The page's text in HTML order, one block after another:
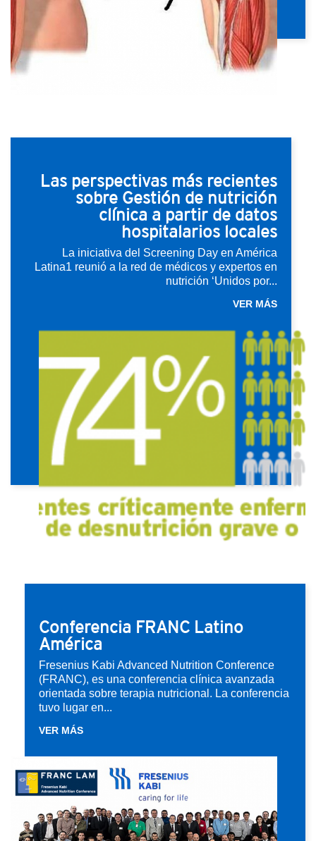
Las perspectivas más recientes
sobre Gestión de nutrición
clínica a partir de datos
hospitalarios locales
La iniciativa del Screening Day en América
Latina1 reunió a la red de médicos y expertos en
nutrición ‘Unidos por...
VER MÁS
Conferencia FRANC Latino
América
Fresenius Kabi Advanced Nutrition Conference
(FRANC), es una conferencia clínica avanzada
orientada sobre terapia nutricional. La conferencia
tuvo lugar en...
VER MÁS